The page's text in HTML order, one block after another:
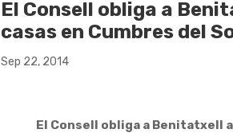
El Consell obliga a
casas en Cumbres del
Sep 22, 2014
El Consell obliga a Benitatxell